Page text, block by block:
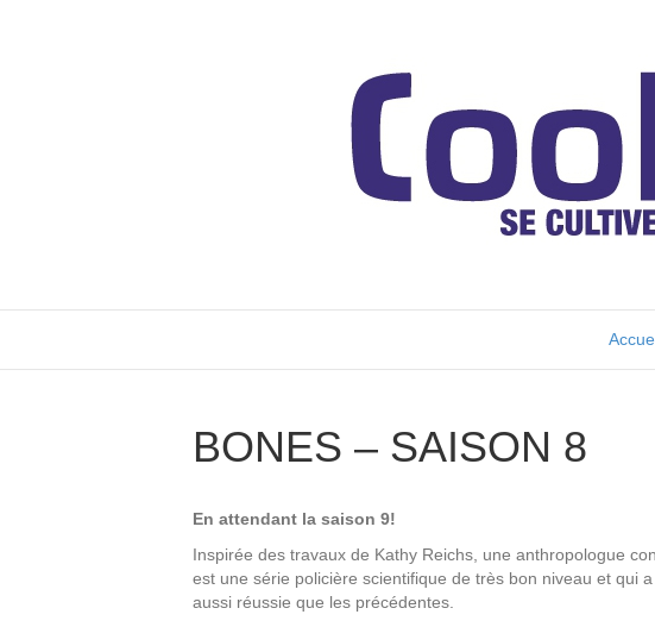
BONES – SAISON 8
En attendant la saison 9!
Inspirée des travaux de Kathy Reichs, une anthropologue
est une série policière scientifique de très bon niveau et qui
aussi réussie que les précédentes.